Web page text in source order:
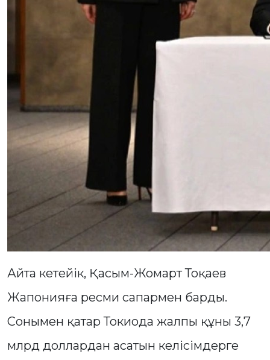
Айта кетейік, Қасым-Жомарт Тоқаев
Жапонияға ресми сапармен барды.
Сонымен қатар Токиода жалпы құны 3,7
млрд доллардан асатын келісімдерге